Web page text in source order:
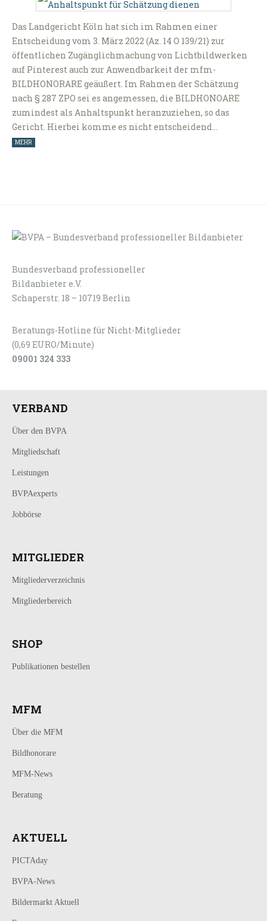
Das Landgericht Köln hat sich im Rahmen einer
Entscheidung vom 3. März 2022 (Az. 14 O 139/21) zur
öffentlichen Zugänglichmachung von Lichtbildwerken
auf Pinterest auch zur Anwendbarkeit der mfm-
BILDHONORARE geäußert. Im Rahmen der Schätzung
nach § 287 ZPO sei es angemessen, die BILDHONOARE
zumindest als Anhaltspunkt heranzuziehen, so das
Gericht. Hierbei komme es nicht entscheidend…
MEHR
Bundesverband professioneller
Bildanbieter e.V.
Schaperstr. 18 – 10719 Berlin
Beratungs-Hotline für Nicht-Mitglieder
(0,69 EURO/Minute)
09001 324 333
VERBAND
Über den BVPA
Mitgliedschaft
Leistungen
BVPAexperts
Jobbörse
MITGLIEDER
Mitgliederverzeichnis
Mitgliederbereich
SHOP
Publikationen bestellen
MFM
Über die MFM
Bildhonorare
MFM-News
Beratung
AKTUELL
PICTAday
BVPA-News
Bildermarkt Aktuell